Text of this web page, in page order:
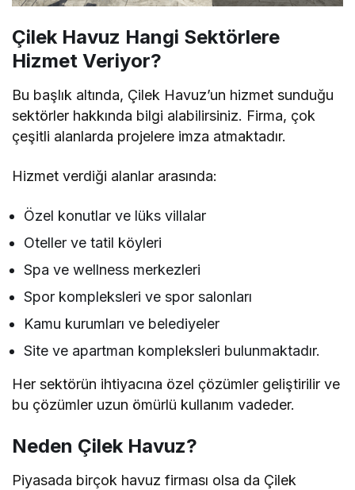
Çilek Havuz Hangi Sektörlere
Hizmet Veriyor?
Bu başlık altında, Çilek Havuz’un hizmet sunduğu
sektörler hakkında bilgi alabilirsiniz. Firma, çok
çeşitli alanlarda projelere imza atmaktadır.
Hizmet verdiği alanlar arasında:
Özel konutlar ve lüks villalar
Oteller ve tatil köyleri
Spa ve wellness merkezleri
Spor kompleksleri ve spor salonları
Kamu kurumları ve belediyeler
Site ve apartman kompleksleri bulunmaktadır.
Her sektörün ihtiyacına özel çözümler geliştirilir ve
bu çözümler uzun ömürlü kullanım vadeder.
Neden Çilek Havuz?
Piyasada birçok havuz firması olsa da Çilek